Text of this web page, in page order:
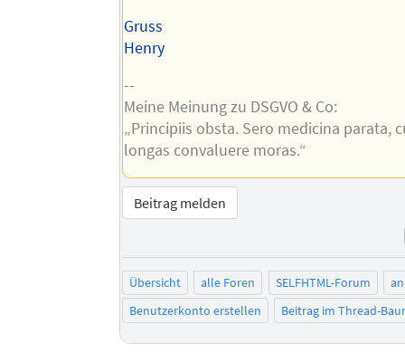
Gruss
Henry
--
Meine Meinung zu DSGVO & Co:
„Principiis obsta. Sero medicina parata,
longas convaluere moras.“
Beitrag melden
Übersicht alle Foren SELFHTML-Forum
Benutzerkonto erstellen
Beitrag im Thread-